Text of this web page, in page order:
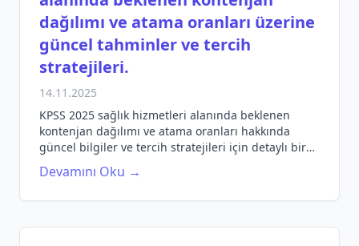
dağılımı ve atama oranları üzerine
güncel tahminler ve tercih
stratejileri.
14.11.2025
KPSS 2025 sağlık hizmetleri alanında beklenen
kontenjan dağılımı ve atama oranları hakkında
güncel bilgiler ve tercih stratejileri için detaylı bir
rehber.
Devamını Oku →